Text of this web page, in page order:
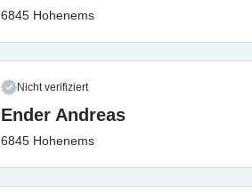
6845 Hohenems
Nicht verifiziert
Ender Andreas
6845 Hohenems